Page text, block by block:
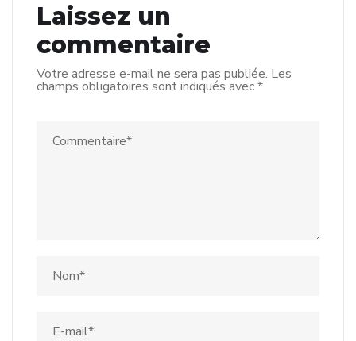
Laissez un
commentaire
Votre adresse e-mail ne sera pas publiée. Les
champs obligatoires sont indiqués avec*